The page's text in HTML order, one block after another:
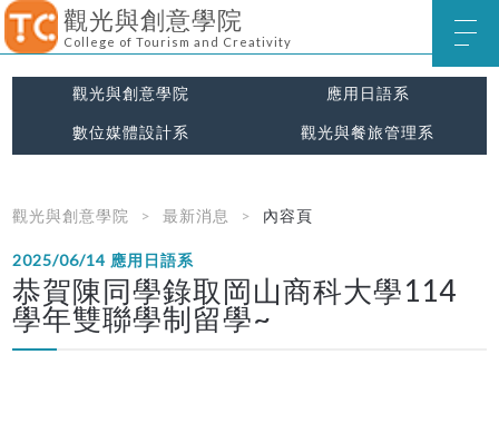
觀光與創意學院
College of Tourism and Creativity
觀光與創意學院 應用日語系
數位媒體設計系 觀光與餐旅管理系
觀光與創意學院 最新消息 內容頁
2025/06/14 應用日語系
恭賀陳同學錄取岡山商科大學114
學年雙聯學制留學~